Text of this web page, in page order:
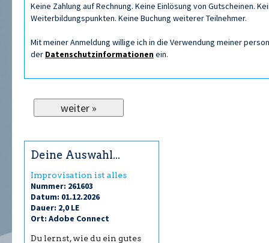
Keine Zahlung auf Rechnung. Keine Einlösung von Gutscheinen.
Weiterbildungspunkten. Keine Buchung weiterer Teilnehmer.
Mit meiner Anmeldung willige ich in die Verwendung meiner
der Datenschutzinformationenein.
Deine Auswahl...
Improvisation ist alles
Nummer: 261603
Datum: 01.12.2026
Dauer: 2,0 LE
Ort: Adobe Connect
Du lernst, wie du ein gutes